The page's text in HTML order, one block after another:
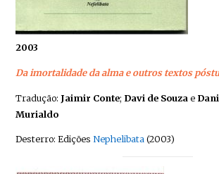
2003
Da imortalidade da alma e outros textos
Tradução: Jaimir Conte; Davi de Souza e
Murialdo
Desterro: EdiçõesNephelibata(2003)